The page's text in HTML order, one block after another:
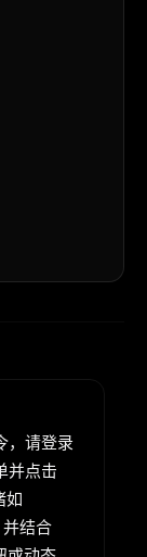
，请登录
并点击
如
结合